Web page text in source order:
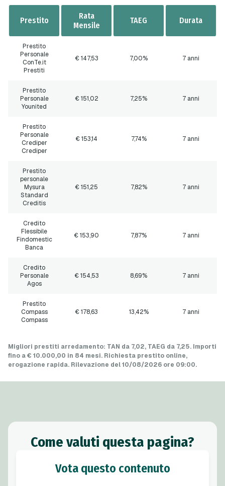
Prestito
Rata
Mensile
TAEG Durata
Prestito
Personale
ConTe.it
Prestiti
€ 147,53 7,00% 7 anni
Prestito
Personale
Younited
€ 151,02 7,25% 7 anni
Prestito
Personale
Crediper
Crediper
€ 153,14 7,74% 7 anni
Prestito
personale
Mysura
Standard
Creditis
€ 151,25 7,82% 7 anni
Credito
Flessibile
Findomestic
Banca
€ 153,90 7,87% 7 anni
Credito
Personale
Agos
€ 154,53 8,69% 7 anni
Prestito
Compass
Compass
€ 178,63 13,42% 7 anni
Migliori prestiti arredamento: TAN da 7,02, TAEG da 7,25. Importi
fino a€ 10.000,00 in 84 mesi. Richiesta prestito online,
erogazione rapida. Rilevazione del 10/08/2026 ore 09:00.
Come valuti questa pagina?
Vota questo contenuto